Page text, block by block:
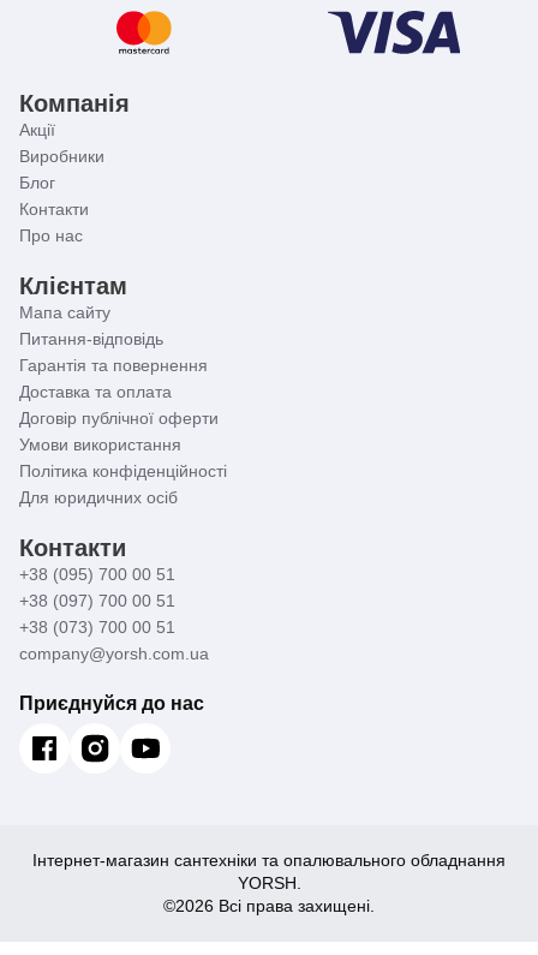
Компанія
Акції
Виробники
Блог
Контакти
Про нас
Клієнтам
Мапа сайту
Питання-відповідь
Гарантія та повернення
Доставка та оплата
Договір публічної оферти
Умови використання
Політика конфіденційності
Для юридичних осіб
Контакти
+38 (095) 700 00 51
+38 (097) 700 00 51
+38 (073) 700 00 51
company@yorsh.com.ua
Приєднуйся до нас
Інтернет-магазин сантехніки та опалювального обладнання
YORSH.
©2026 Всі права захищені.